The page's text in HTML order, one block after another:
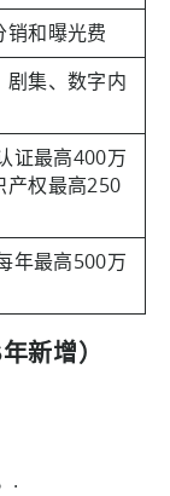
销和曝光费
剧集、数字内
证最高400万
产权最高250
年最高500万
新增）
.